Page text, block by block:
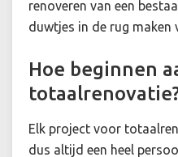
renoveren van een
duwtjes in de rug maken
Hoe beginnen
Elk project voor
dus altijd een heel